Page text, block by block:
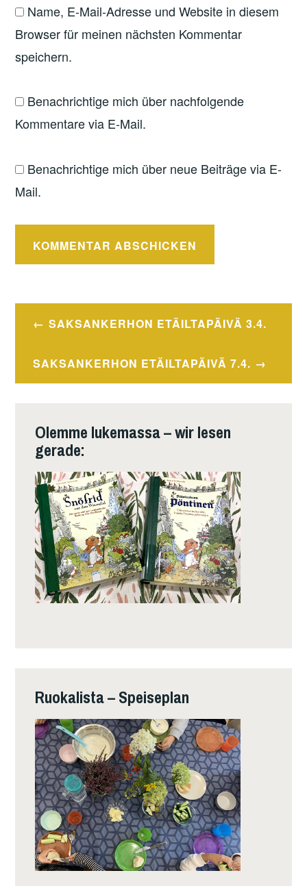
Name, E-Mail-Adresse und Website in diesem
Browser für meinen nächsten Kommentar
speichern.
Benachrichtige mich über nachfolgende
Kommentare via E-Mail.
Benachrichtige mich über neue Beiträge via E-
Mail.
Beitragsnavigation
SAKSANKERHON ETÄILTAPÄIVÄ 3.4.
SAKSANKERHON ETÄILTAPÄIVÄ 7.4.
Olemme lukemassa – wir lesen
gerade:
Ruokalista – Speiseplan